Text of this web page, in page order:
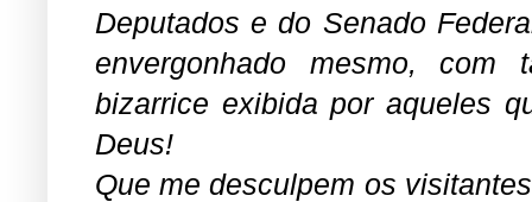
Deputados e do Senado
envergonhado mesmo,
bizarrice exibida por aqueles
Deus!
Que me desculpem os